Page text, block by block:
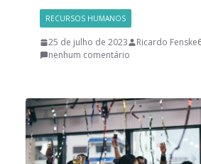
RECURSOS HUMANOS
25 de julho de 2023 Ricardo Fenske
nenhum comentário